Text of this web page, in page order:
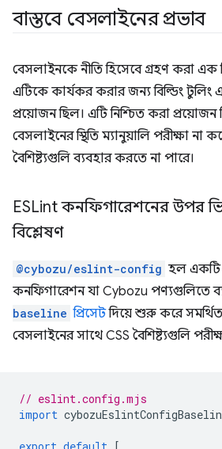
বাস্তবে বেসলাইনের প্রভাব
বেসলাইনকে নীতি হিসেবে গ্রহণ করা এক
এটিকে কার্যকর করার জন্য বিল্ডিং টুলিং
প্রয়োজন ছিল। এটি নিশ্চিত করা
বেসলাইনের স্থিতি ম্যানুয়ালি পরীক্ষা
বৈশিষ্ট্যগুলি ব্যবহার করতে না পারে।
ESLint কনফিগারেশনের উপর
বিশ্লেষণ
@cybozu/eslint-config হল একটি
কনফিগারেশন যা Cybozu পণ্যগুলিতে
baseline প্রিসেটদিয়ে শুরু করে সমর্থিত
বেসলাইনের সাথে CSS বৈশিষ্ট্যগুলি
// eslint.config.mjs
import